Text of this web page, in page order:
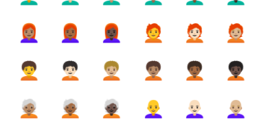
👩🏽‍🦰 👩🏾‍🦰 👩🏿‍🦰 🧑‍🦰 🧑🏻‍🦰 🧑🏼‍🦰
🧑‍🦱 🧑🏻‍🦱 🧑🏼‍🦱 🧑🏽‍🦱 🧑🏾‍🦱 🧑🏿‍🦱
🧑🏽‍🦳 🧑🏾‍🦳 🧑🏿‍🦳 👩‍🦲 👩🏻‍🦲 👩🏼‍🦲